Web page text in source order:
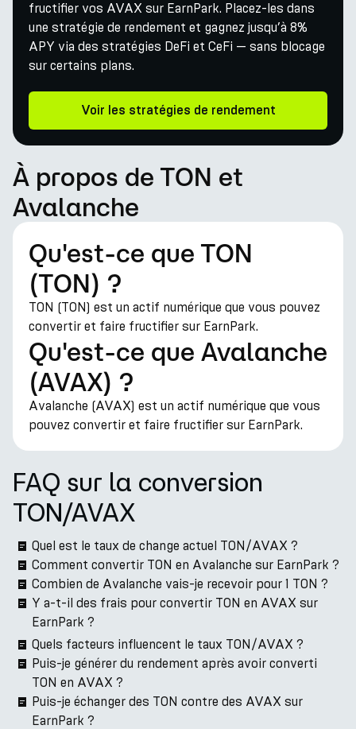
fructifier vos AVAX sur EarnPark. Placez-les dans
une stratégie de rendement et gagnez jusqu’à 8%
APY via des stratégies DeFi et CeFi — sans blocage
sur certains plans.
Voir les stratégies de rendement
À propos de TON et
Avalanche
Qu'est-ce que TON
(TON) ?
TON (TON) est un actif numérique que vous pouvez
convertir et faire fructifier sur EarnPark.
Qu'est-ce que Avalanche
(AVAX) ?
Avalanche (AVAX) est un actif numérique que vous
pouvez convertir et faire fructifier sur EarnPark.
FAQ sur la conversion
TON/AVAX
Quel est le taux de change actuel TON/AVAX ?
Comment convertir TON en Avalanche sur EarnPark ?
Combien de Avalanche vais-je recevoir pour 1 TON ?
Y a-t-il des frais pour convertir TON en AVAX sur
EarnPark ?
Quels facteurs influencent le taux TON/AVAX ?
Puis-je générer du rendement après avoir converti
TON en AVAX ?
Puis-je échanger des TON contre des AVAX sur
EarnPark ?